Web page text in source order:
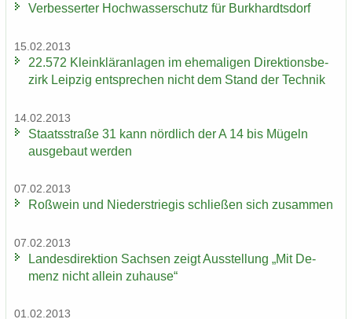
Ver­bes­ser­ter Hoch­was­ser­schutz für Burk­hardts­dorf
15.02.2013
22.572 Klein­klär­an­la­gen im ehe­ma­li­gen Di­rek­ti­ons­be­
zirk Leip­zig ent­spre­chen nicht dem Stand der Tech­nik
14.02.2013
Staats­stra­ße 31 kann nörd­lich der A 14 bis Mü­geln
aus­ge­baut wer­den
07.02.2013
Roß­wein und Nie­der­s­trie­gis schlie­ßen sich zu­sam­men
07.02.2013
Lan­des­di­rek­ti­on Sach­sen zeigt Aus­stel­lung „Mit De­
menz nicht al­lein zu­hau­se“
01.02.2013